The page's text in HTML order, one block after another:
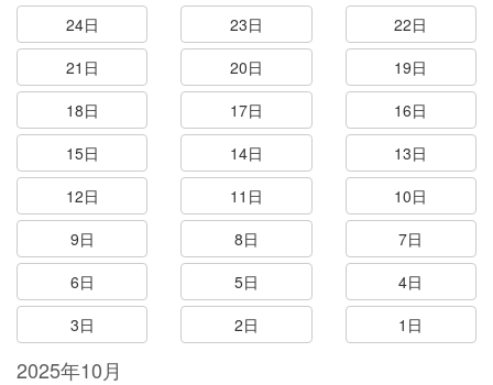
24日
23日
22日
21日
20日
19日
18日
17日
16日
15日
14日
13日
12日
11日
10日
9日
8日
7日
6日
5日
4日
3日
2日 1日
2025年10月